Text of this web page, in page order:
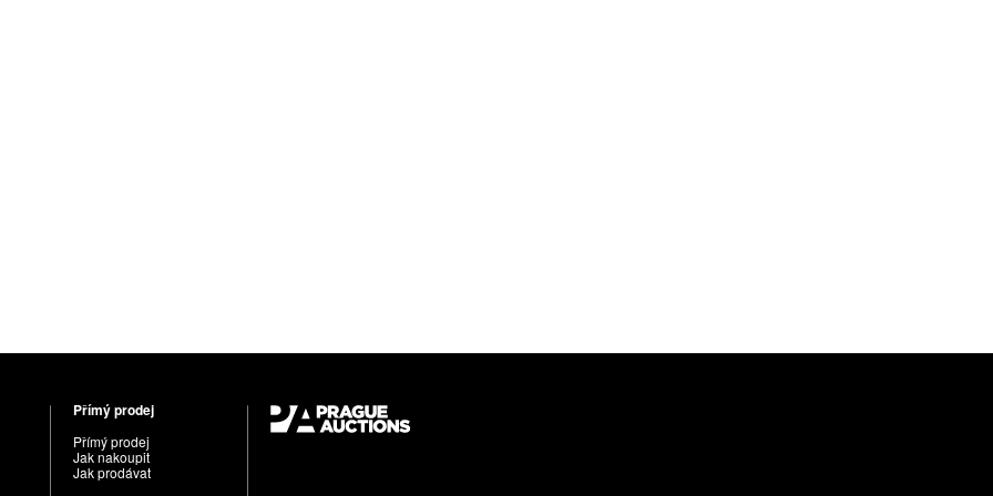
Přímý prodej
Přímý prodej
Jak nakoupit
Jak prodávat